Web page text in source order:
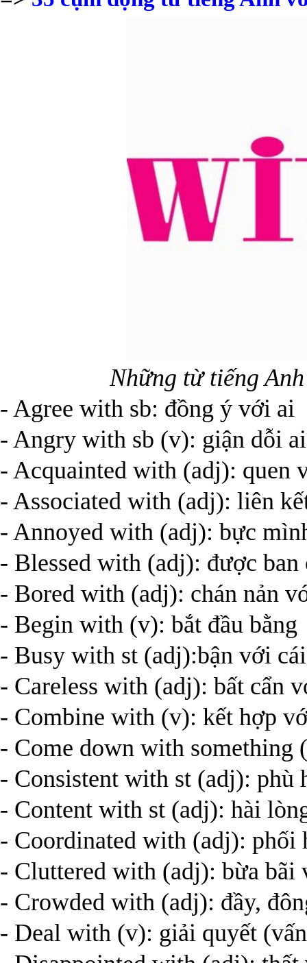
Những từ tiếng
- Agree with sb: đồng ý với ai
- Angry with sb (v): giận dỗi ai
- Acquainted with (adj): quen
- Associated with (adj): liên
- Annoyed with (adj): bực
- Blessed with (adj): được ban
- Bored with (adj): chán nản
- Begin with (v): bắt đầu bằng
- Busy with st (adj):bận với
- Careless with (adj): bất cẩn
- Combine with (v): kết hợp
- Come down with something
- Consistent with st (adj): phù
- Content with st (adj): hài
- Coordinated with (adj): phối
- Cluttered with (adj): bừa bãi
- Crowded with (adj): đầy,
- Deal with (v): giải quyết